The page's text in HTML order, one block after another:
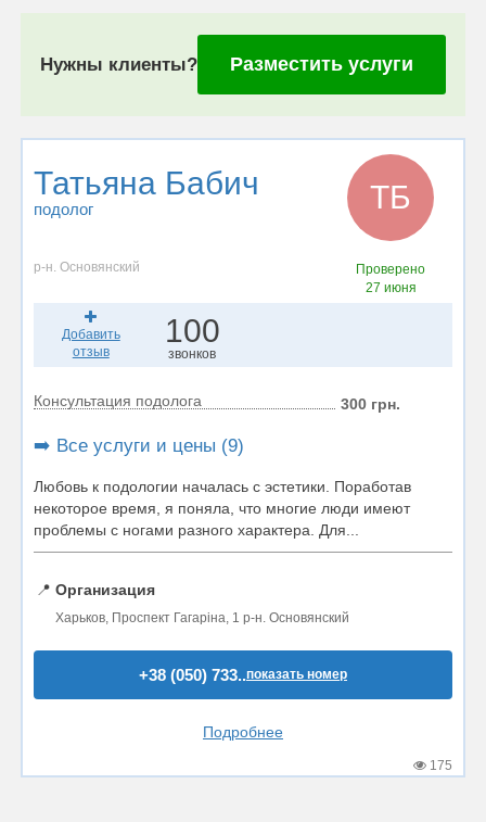
Нужны клиенты? Разместить услуги
Татьяна Бабич
подолог ТБ
р-н. Основянский
Проверено
27 июня
Добавить
отзыв
100
звонков
Консультация подолога 300 грн.
➡️ Все услуги и цены (9)
Любовь к подологии началась с эстетики. Поработав
некоторое время, я поняла, что многие люди имеют
проблемы с ногами разного характера. Для...
📍 Организация
Харьков, Проспект Гагаріна, 1 р-н. Основянский
+38 (050) 733..показать номер
Подробнее
175